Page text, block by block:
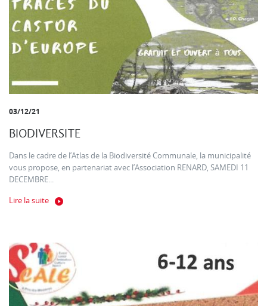
03/12/21
BIODIVERSITE
Dans le cadre de l’Atlas de la Biodiversité Communale, la municipalité
vous propose, en partenariat avec l’Association RENARD, SAMEDI 11
DECEMBRE...
Lire la suite